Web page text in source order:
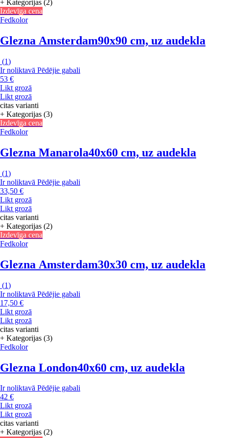
+ Kategorijas (2)
Izdevīga cena
Fedkolor
Glezna Amsterdam90x90 cm, uz audekla
(1)
Ir noliktavā Pēdējie gabali
53 €
Likt grozā
Likt grozā
citas varianti
+ Kategorijas (3)
Izdevīga cena
Fedkolor
Glezna Manarola40x60 cm, uz audekla
(1)
Ir noliktavā Pēdējie gabali
33,50 €
Likt grozā
Likt grozā
citas varianti
+ Kategorijas (2)
Izdevīga cena
Fedkolor
Glezna Amsterdam30x30 cm, uz audekla
(1)
Ir noliktavā Pēdējie gabali
17,50 €
Likt grozā
Likt grozā
citas varianti
+ Kategorijas (3)
Fedkolor
Glezna London40x60 cm, uz audekla
Ir noliktavā Pēdējie gabali
42 €
Likt grozā
Likt grozā
citas varianti
+ Kategorijas (2)